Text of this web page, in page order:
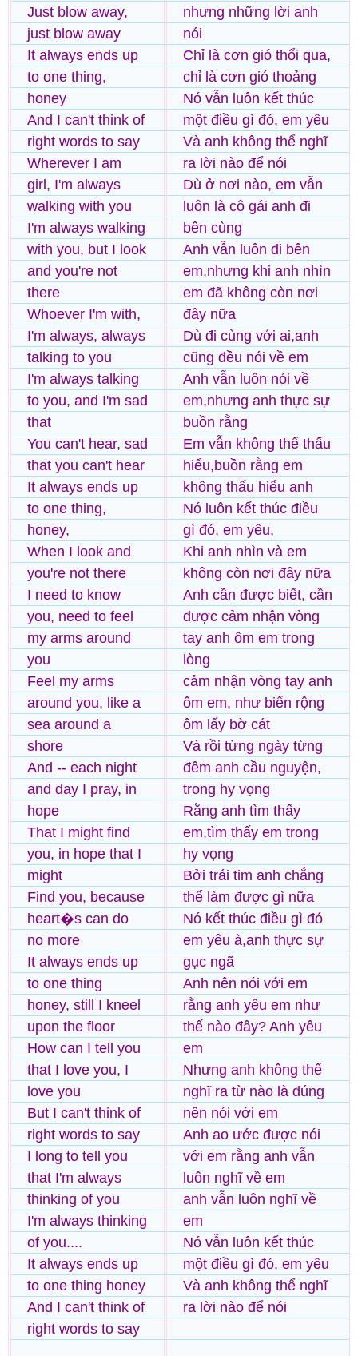
Just blow away,
just blow away
It always ends up
to one thing,
honey
And I can't think of
right words to say
Wherever I am
girl, I'm always
walking with you
I'm always walking
with you, but I look
and you're not
there
Whoever I'm with,
I'm always, always
talking to you
I'm always talking
to you, and I'm sad
that
You can't hear, sad
that you can't hear
It always ends up
to one thing,
honey,
When I look and
you're not there
I need to know
you, need to feel
my arms around
you
Feel my arms
around you, like a
sea around a
shore
And -- each night
and day I pray, in
hope
That I might find
you, in hope that I
might
Find you, because
heart�s can do
no more
It always ends up
to one thing
honey, still I kneel
upon the floor
How can I tell you
that I love you, I
love you
But I can't think of
right words to say
I long to tell you
that I'm always
thinking of you
I'm always thinking
of you....
It always ends up
to one thing honey
And I can't think of
right words to say
nhưng những lời anh
nói
Chỉ là cơn gió thổi qua,
chỉ là cơn gió thoảng
Nó vẫn luôn kết thúc
một điều gì đó, em yêu
Và anh không thể nghĩ
ra lời nào để nói
Dù ở nơi nào, em vẫn
luôn là cô gái anh đi
bên cùng
Anh vẫn luôn đi bên
em,nhưng khi anh nhìn
em đã không còn nơi
đây nữa
Dù đi cùng với ai,anh
cũng đều nói về em
Anh vẫn luôn nói về
em,nhưng anh thực sự
buồn rằng
Em vẫn không thể thấu
hiểu,buồn rằng em
không thấu hiểu anh
Nó luôn kết thúc điều
gì đó, em yêu,
Khi anh nhìn và em
không còn nơi đây nữa
Anh cần được biết, cần
được cảm nhận vòng
tay anh ôm em trong
lòng
cảm nhận vòng tay anh
ôm em, như biển rộng
ôm lấy bờ cát
Và rồi từng ngày từng
đêm anh cầu nguyện,
trong hy vọng
Rằng anh tìm thấy
em,tìm thấy em trong
hy vọng
Bởi trái tim anh chẳng
thể làm được gì nữa
Nó kết thúc điều gì đó
em yêu à,anh thực sự
gục ngã
Anh nên nói với em
rằng anh yêu em như
thế nào đây? Anh yêu
em
Nhưng anh không thể
nghĩ ra từ nào là đúng
nên nói với em
Anh ao ước được nói
với em rằng anh vẫn
luôn nghĩ về em
anh vẫn luôn nghĩ về
em
Nó vẫn luôn kết thúc
một điều gì đó, em yêu
Và anh không thể nghĩ
ra lời nào để nói